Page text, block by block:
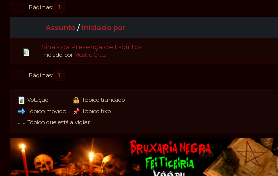
Páginas 1
Assunto / Iniciado por
Sinais da Presença de Espíritos
Iniciado por Mestre Cruz
Páginas 1
Votação
Tópico movido
Tópico trancado
Tópico fixo
Tópico que está a vigiar